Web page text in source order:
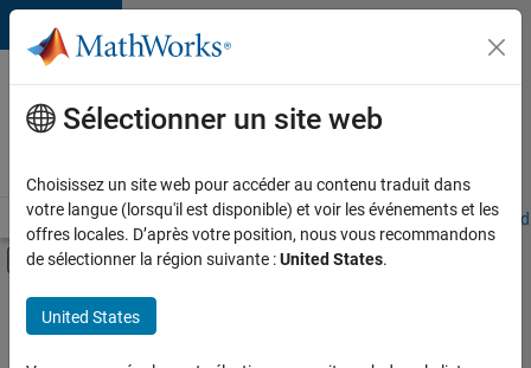
Passer au contenu
Votre
carrière
chez
Accueil Explorer nos opportunités Adresses de nos bureaux
Activer/désactiver l'affichage du menu
Contenu principal
FILTRER PAR
Ventes commerciales
Support client
Sélectionner un site web
Choisissez un site web pour accéder au contenu traduit dans
votre langue (lorsqu'il est disponible) et voir les événements et les
offres locales. D’après votre position, nous vous recommandons
de sélectionner la région suivante :United States.
United States